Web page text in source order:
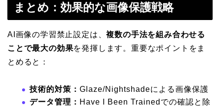
まとめ：効果的な画像保護戦略
AI画像の学習禁止設定は、複数の手法を組み合わせる
ことで最大の効果を発揮します。重要なポイントをま
とめると：
技術的対策： Glaze/Nightshadeによる画像保護
データ管理： Have I Been Trainedでの確認と除